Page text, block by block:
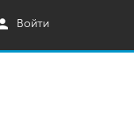
Войти